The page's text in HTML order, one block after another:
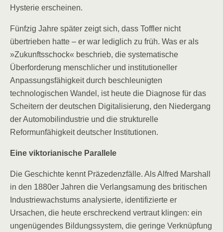
Hysterie erscheinen.
Fünfzig Jahre später zeigt sich, dass Toffler nicht
übertrieben hatte – er war lediglich zu früh. Was er als
»Zukunftsschock« beschrieb, die systematische
Überforderung menschlicher und institutioneller
Anpassungsfähigkeit durch beschleunigten
technologischen Wandel, ist heute die Diagnose für das
Scheitern der deutschen Digitalisierung, den Niedergang
der Automobilindustrie und die strukturelle
Reformunfähigkeit deutscher Institutionen.
Eine viktorianische Parallele
Die Geschichte kennt Präzedenzfälle. Als Alfred Marshall
in den 1880er Jahren die Verlangsamung des britischen
Industriewachstums analysierte, identifizierte er
Ursachen, die heute erschreckend vertraut klingen: ein
ungenügendes Bildungssystem, die geringe Verknüpfung